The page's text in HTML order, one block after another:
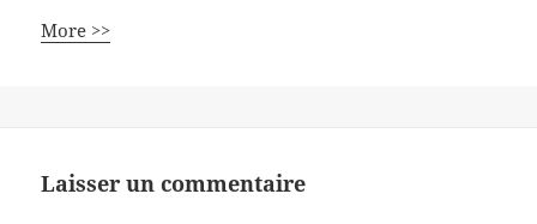
More >>
Laisser un commentaire